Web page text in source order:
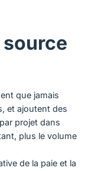
que jamais
et ajoutent des
projet dans
plus le volume
de la paie et la